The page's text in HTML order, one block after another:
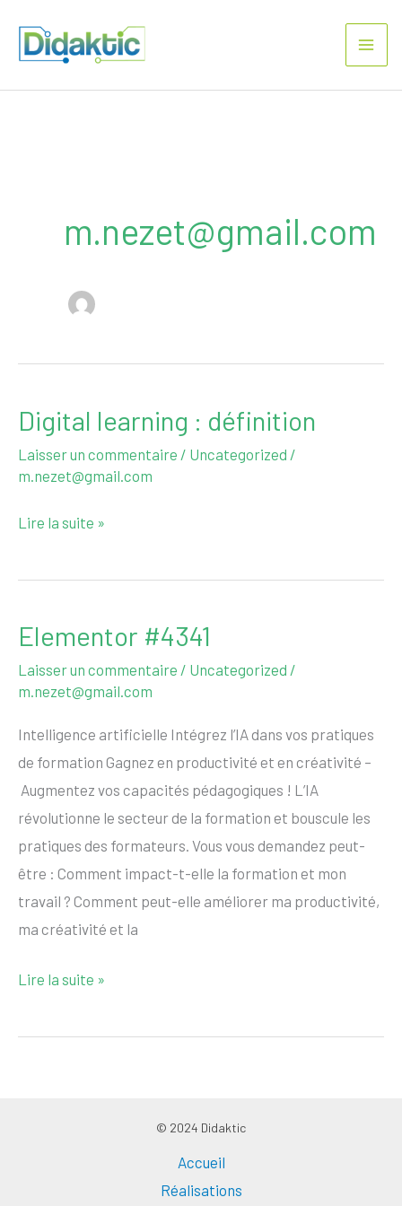
m.nezet@gmail.com
Digital learning : définition
Laisser un commentaire / Uncategorized /
m.nezet@gmail.com
Digital
:
Lire la suite »
Elementor #4341
Laisser un commentaire / Uncategorized /
m.nezet@gmail.com
Intelligence artificielle Intégrez l’IA dans vos pratiques
de formation Gagnez en productivité et en créativité –
Augmentez vos capacités pédagogiques ! L’IA
révolutionne le secteur de la formation et bouscule les
pratiques des formateurs. Vous vous demandez peut-
être : Comment impact-t-elle la formation et mon
travail ? Comment peut-elle améliorer ma productivité,
ma créativité et la
Elementor
Lire la suite »
© 2024 Didaktic
Accueil
Réalisations